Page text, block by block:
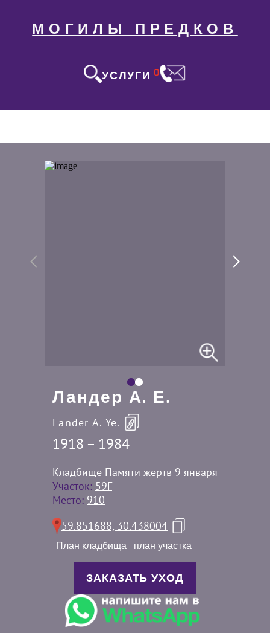
МОГИЛЫ ПРЕДКОВ
УСЛУГИ 0
Ландер А. Е.
Lander A. Ye.
1918 – 1984
Кладбище Памяти жертв 9 января
Участок: 59Г
Место: 910
59.851688, 30.438004
План кладбища план участка
ЗАКАЗАТЬ УХОД